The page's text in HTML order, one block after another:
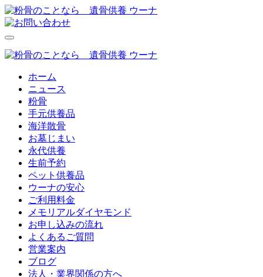
ホーム
ニュース
粉骨
手元供養品
海洋散骨
お墓じまい
永代供養
生前予約
ペット供養品
ウーナの安心
ご利用料金
メモリアルダイヤモンド
お申し込みの流れ
よくあるご質問
営業案内
ブログ
法人・業界関係の方へ